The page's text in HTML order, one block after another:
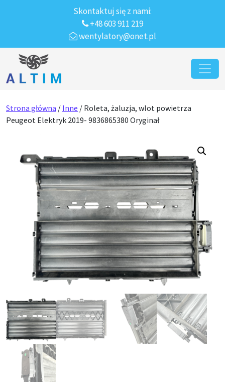
Skontaktuj się z nami:
+48 603 911 219
wentylatory@onet.pl
Przejdź do treści
Main Navigation
Strona główna / Inne / Roleta, żaluzja, wlot powietrza
Peugeot Elektryk 2019- 9836865380 Oryginał